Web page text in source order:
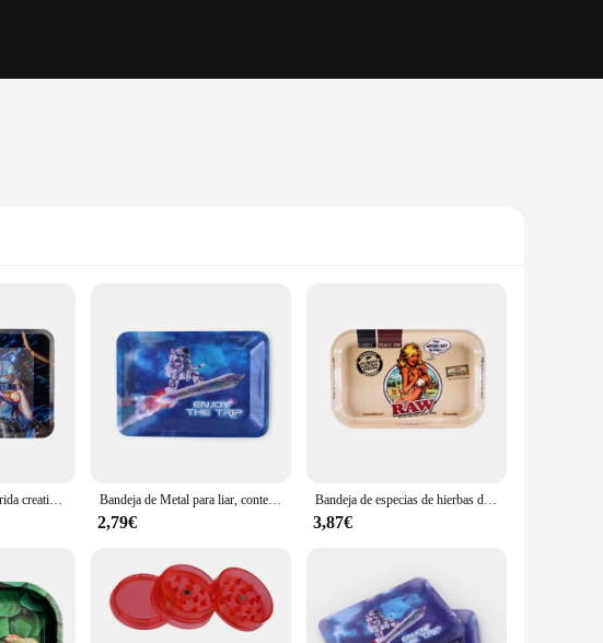
Bandeja de Metal colorida creativa para liar, placa de tabaco, accesorios para fumar, contenedor de almacenamiento de artículos diversos, 180x125mm Bandeja de Metal para liar, contenedor de almacenamiento de tabaco, placa enrollable, accesorios para fumar, tamaño perfecto, 180x125mm
2,79€
Bandeja de especias de hierbas de tabaco de Metal, herramienta de liar, tablero grande, accesorios para cigarrillos, 28x18cm
3,87€